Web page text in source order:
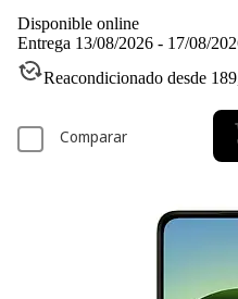
Disponible online
Entrega 13/08/2026 - 17/08/
Reacondicionado desde
Comparar